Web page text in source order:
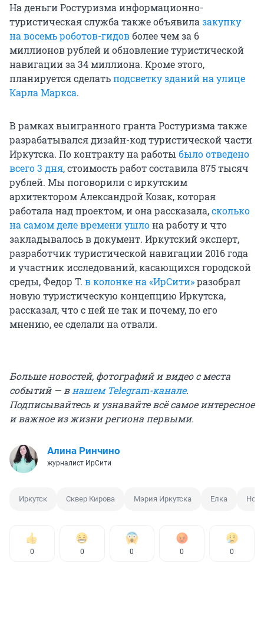
На деньги Ростуризма информационно-
туристическая служба также объявилазакупку
на восемь роботов-гидовболее чем за 6
миллионов рублей и обновление туристической
навигации за 34 миллиона. Кроме этого,
планируется сделатьподсветку зданий на улице
Карла Маркса.
В рамках выигранного гранта Ростуризма также
разрабатывался дизайн-код туристической части
Иркутска. По контракту на работы было отведено
всего 3 дня, стоимость работ составила 875 тысяч
рублей. Мы поговорили с иркутским
архитектором Александрой Козак, которая
работала над проектом, и она рассказала,сколько
на самом деле времени ушлона работу и что
закладывалось в документ. Иркутский эксперт,
разработчик туристической навигации 2016 года
и участник исследований, касающихся городской
среды, Федор Т. в колонке на «ИрСити»разобрал
новую туристическую концепцию Иркутска,
рассказал, что с ней не так и почему, по его
мнению, ее сделали на отвали.
Больше новостей, фотографий и видео с места
событий — внашем Telegram-канале.
Подписывайтесь и узнавайте всё самое интересное
и важное из жизни региона первыми.
Алина Ринчино
журналист ИрСити
Иркутск Сквер Кирова Мэрия Иркутска Елка
0 0 0 0 0